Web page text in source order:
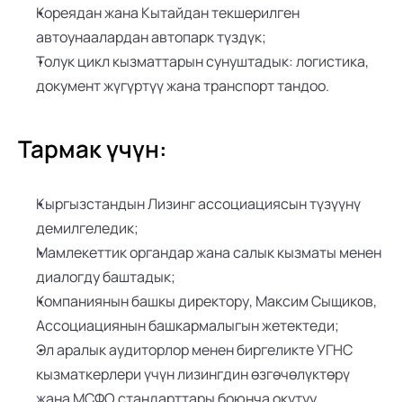
Кореядан жана Кытайдан текшерилген
автоунаалардан автопарк түздүк;
Толук цикл кызматтарын сунуштадык: логистика,
документ жүгүртүү жана транспорт тандоо.
Тармак үчүн:
Кыргызстандын Лизинг ассоциациясын түзүүнү
демилгеледик;
Мамлекеттик органдар жана салык кызматы менен
диалогду баштадык;
Компаниянын башкы директору, Максим Сыщиков,
Ассоциациянын башкармалыгын жетектеди;
Эл аралык аудиторлор менен биргеликте УГНС
кызматкерлери үчүн лизингдин өзгөчөлүктөрү